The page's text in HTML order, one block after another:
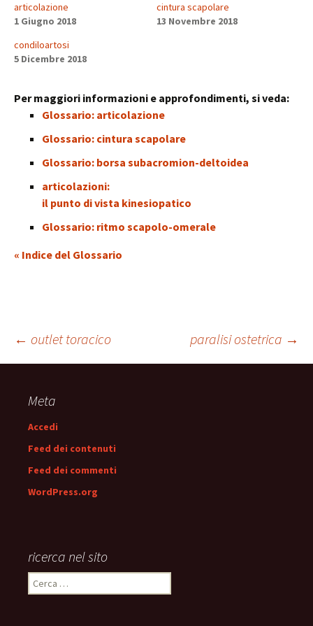
articolazione
1 Giugno 2018
cintura scapolare
13 Novembre 2018
condiloartosi
5 Dicembre 2018
Per maggiori informazioni e approfondimenti, si veda:
Glossario: articolazione
Glossario: cintura scapolare
Glossario: borsa subacromion-deltoidea
articolazioni:
il punto di vista kinesiopatico
Glossario: ritmo scapolo-omerale
« Indice del Glossario
Navigazione
articolo
← outlet toracico paralisi ostetrica →
Meta
Accedi
Feed dei contenuti
Feed dei commenti
WordPress.org
ricerca nel sito
Ricerca
per: